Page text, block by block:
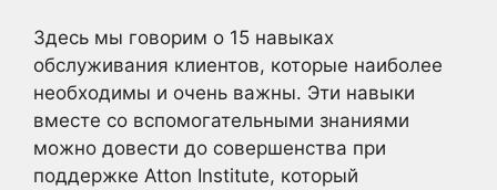
Здесь мы говорим о 15 навыках
обслуживания клиентов, которые наиболее
необходимы и очень важны. Эти навыки
вместе со вспомогательными знаниями
можно довести до совершенства при
поддержке Atton Institute, который